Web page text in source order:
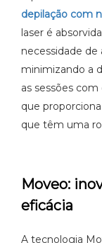
depilação com
laser é
necessidade
minimizando a
as sessões com
que
que têm uma
Moveo:
eficácia
A tecnologia